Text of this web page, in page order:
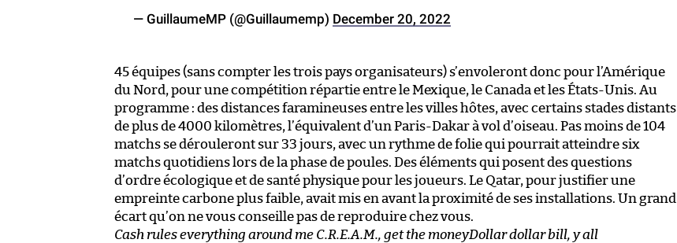
— GuillaumeMP (@Guillaumemp) December 20, 2022
45 équipes (sans compter les trois pays organisateurs) s’envoleront donc pour l’Amérique
du Nord, pour une compétition répartie entre le Mexique, le Canada et les États-Unis. Au
programme : des distances faramineuses entre les villes hôtes, avec certains stades distants
de plus de 4000 kilomètres, l’équivalent d’un Paris-Dakar à vol d’oiseau. Pas moins de 104
matchs se dérouleront sur 33 jours, avec un rythme de folie qui pourrait atteindre six
matchs quotidiens lors de la phase de poules. Des éléments qui posent des questions
d’ordre écologique et de santé physique pour les joueurs. Le Qatar, pour justifier une
empreinte carbone plus faible, avait mis en avant la proximité de ses installations. Un grand
écart qu’on ne vous conseille pas de reproduire chez vous.
Cash rules everything around me C.R.E.A.M., get the moneyDollar dollar bill, y all